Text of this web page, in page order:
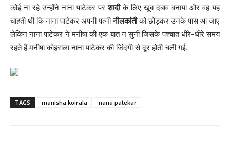
कोई ना रहे उन्होंने नाना पाटेकर परशादीके लिए खूब दबाव बनाया और वह यह
चाहती थी कि नाना पाटेकर अपनी पत्नीनीलकांतीको छोड़कर उनके पास आ जाए
लेकिन नाना पाटेकर ने मनीषा की एक बात न सुनी जिसके पश्चात धीरे-धीरे समय
रहते हैं मनीषा कोइराला नाना पाटेकर की जिंदगी से दूर होती चली गई.
TAGS manisha koirala nana patekar